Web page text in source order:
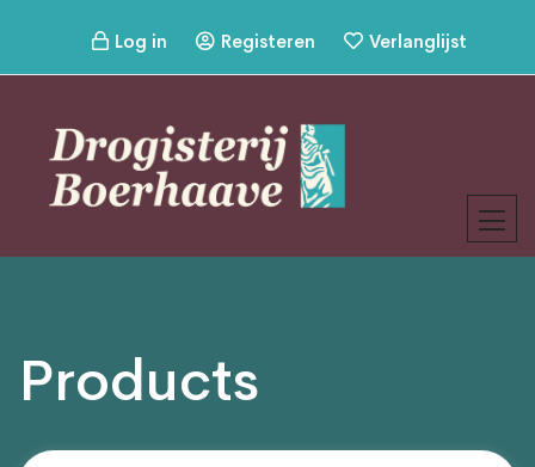
Log in Registeren Verlanglijst
Products